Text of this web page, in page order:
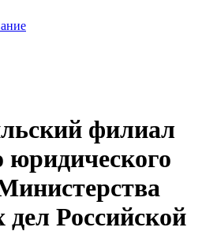
филиал
юридического
дел Российской